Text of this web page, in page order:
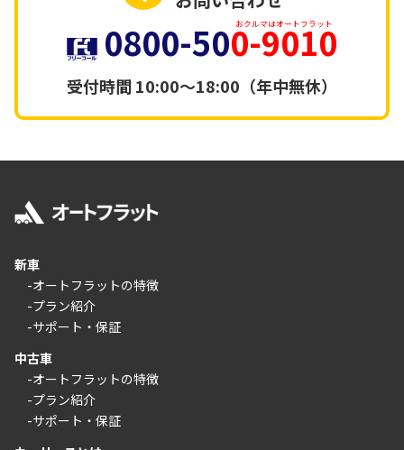
0800-500-9010
おクルマはオートフラット
受付時間10:00～18:00（年中無休）
新車
-オートフラットの特徴
-プラン紹介
-サポート・保証
中古車
-オートフラットの特徴
-プラン紹介
-サポート・保証